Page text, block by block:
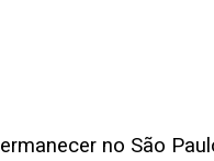
no São